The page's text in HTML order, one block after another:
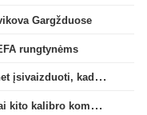
Gargžduose
rungtynėms
M. Capanas: „Prieš pusmetį negalėjau net įsivaizduoti, kad žaisime prieš „Hajduk“
A. Skerla prieš dvikovą su „Hajduk“: „Tai kito kalibro komanda“